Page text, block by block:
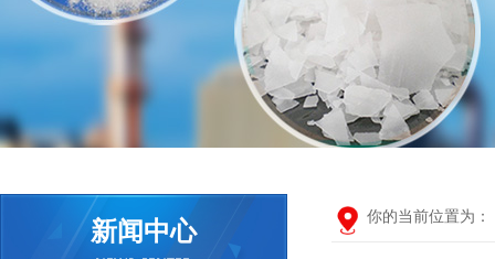
你的当前位置为：
新闻中心